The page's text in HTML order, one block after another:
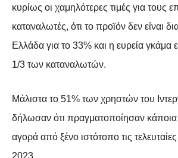
κυρίως οι χαμηλότερες τιμές για τους
καταναλωτές, ότι το προϊόν δεν είναι
Ελλάδα για το 33% και η ευρεία γκάμα
1/3 των καταναλωτών.
Μάλιστα το 51% των χρηστών του
δήλωσαν ότι πραγματοποίησαν κάποια
αγορά από ξένο ιστότοπο τις
2023.